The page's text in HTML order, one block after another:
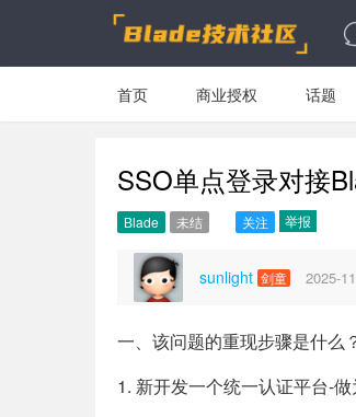
首页 商业授权 话题
SSO单点登录对接
Blade 未结 关注 举报
sunlight 剑童 2025-
一、该问题的重现步骤是什么
1. 新开发一个统一认证平台-